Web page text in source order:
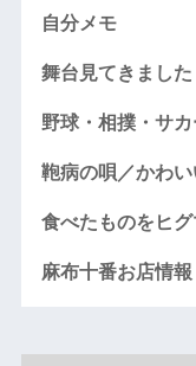
自分メモ
舞台見てきました
野球・相撲・サ
鞄病の唄／かわい
食べたものをヒ
麻布十番お店情報